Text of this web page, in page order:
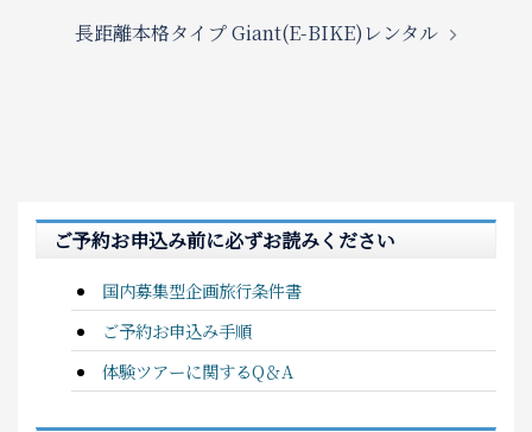
長距離本格タイプ Giant(E-BIKE)レンタル
ご予約お申込み前に必ずお読みください
国内募集型企画旅行条件書
ご予約お申込み手順
体験ツアーに関するQ＆A